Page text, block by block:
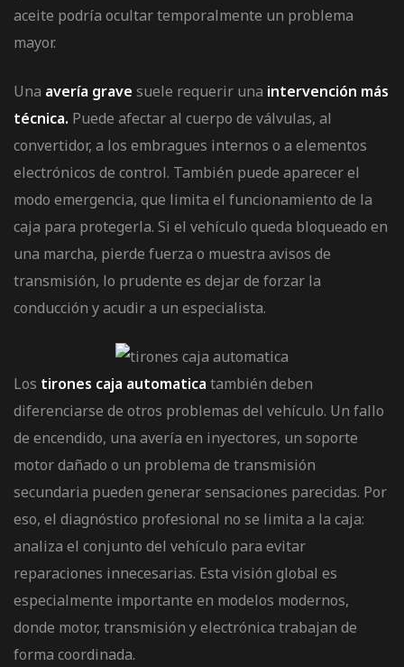
aceite podría ocultar temporalmente un problema
mayor.
Una avería grave suele requerir una intervención más
técnica. Puede afectar al cuerpo de válvulas, al
convertidor, a los embragues internos o a elementos
electrónicos de control. También puede aparecer el
modo emergencia, que limita el funcionamiento de la
caja para protegerla. Si el vehículo queda bloqueado en
una marcha, pierde fuerza o muestra avisos de
transmisión, lo prudente es dejar de forzar la
conducción y acudir a un especialista.
Los tirones caja automatica también deben
diferenciarse de otros problemas del vehículo. Un fallo
de encendido, una avería en inyectores, un soporte
motor dañado o un problema de transmisión
secundaria pueden generar sensaciones parecidas. Por
eso, el diagnóstico profesional no se limita a la caja:
analiza el conjunto del vehículo para evitar
reparaciones innecesarias. Esta visión global es
especialmente importante en modelos modernos,
donde motor, transmisión y electrónica trabajan de
forma coordinada.